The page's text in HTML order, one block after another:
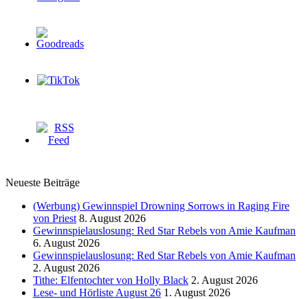
Neueste Beiträge
(Werbung) Gewinnspiel Drowning Sorrows in Raging Fire
von Priest 8. August 2026
Gewinnspielauslosung: Red Star Rebels von Amie Kaufman
6. August 2026
Gewinnspielauslosung: Red Star Rebels von Amie Kaufman
2. August 2026
Tithe: Elfentochter von Holly Black 2. August 2026
Lese- und Hörliste August 26 1. August 2026